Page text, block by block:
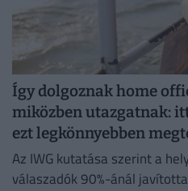
Így dolgoznak home
miközben utazgatnak:
ezt legkönnyebben
Az IWG kutatása szerint a
válaszadók 90%-ánál